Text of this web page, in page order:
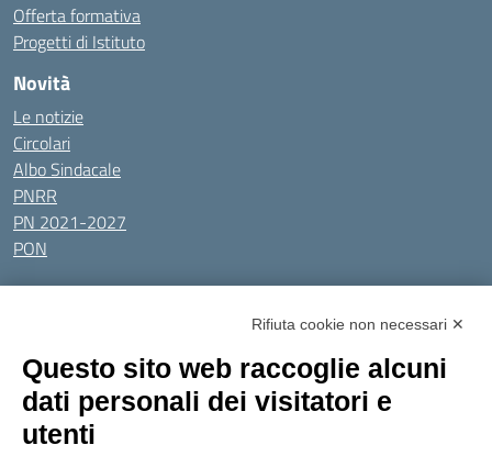
Offerta formativa
Progetti di Istituto
Novità
Le notizie
Circolari
Albo Sindacale
PNRR
PN 2021-2027
PON
Tutti gli argomenti
Amministrazione Trasparente
Privacy Policy
Dichiarazione di accessibilitàObiettivi di accessibilità
Seguici su:
Rifiuta cookie non necessari ✕
Questo sito web raccoglie alcuni
dati personali dei visitatori e
utenti